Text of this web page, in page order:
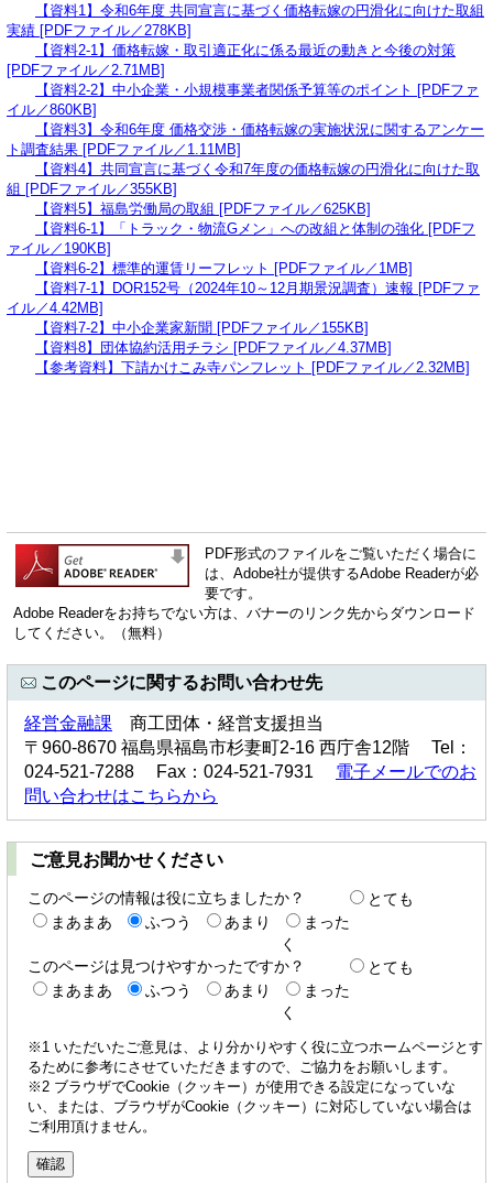
【資料1】令和6年度 共同宣言に基づく価格転嫁の円滑化に向けた取組
実績 [PDFファイル／278KB]
【資料2-1】価格転嫁・取引適正化に係る最近の動きと今後の対策
[PDFファイル／2.71MB]
【資料2-2】中小企業・小規模事業者関係予算等のポイント [PDFファ
イル／860KB]
【資料3】令和6年度 価格交渉・価格転嫁の実施状況に関するアンケー
ト調査結果 [PDFファイル／1.11MB]
【資料4】共同宣言に基づく令和7年度の価格転嫁の円滑化に向けた取
組 [PDFファイル／355KB]
【資料5】福島労働局の取組 [PDFファイル／625KB]
【資料6-1】「トラック・物流Gメン」への改組と体制の強化 [PDFフ
ァイル／190KB]
【資料6-2】標準的運賃リーフレット [PDFファイル／1MB]
【資料7-1】DOR152号（2024年10～12月期景況調査）速報 [PDFファ
イル／4.42MB]
【資料7-2】中小企業家新聞 [PDFファイル／155KB]
【資料8】団体協約活用チラシ [PDFファイル／4.37MB]
【参考資料】下請かけこみ寺パンフレット [PDFファイル／2.32MB]
PDF形式のファイルをご覧いただく場合に
は、Adobe社が提供するAdobe Readerが必
要です。
Adobe Readerをお持ちでない方は、バナーのリンク先からダウンロード
してください。（無料）
このページに関するお問い合わせ先
経営金融課 商工団体・経営支援担当
〒960-8670 福島県福島市杉妻町2-16 西庁舎12階 Tel：
024-521-7288 Fax：024-521-7931 電子メールでのお
問い合わせはこちらから
ご意見お聞かせください
このページの情報は役に立ちましたか？
とても
まあまあ
ふつう あまり
まった
く
このページは見つけやすかったですか？
とても
まあまあ
ふつう あまり
まった
く
※1 いただいたご意見は、より分かりやすく役に立つホームページとす
るために参考にさせていただきますので、ご協力をお願いします。
※2 ブラウザでCookie（クッキー）が使用できる設定になっていな
い、または、ブラウザがCookie（クッキー）に対応していない場合は
ご利用頂けません。